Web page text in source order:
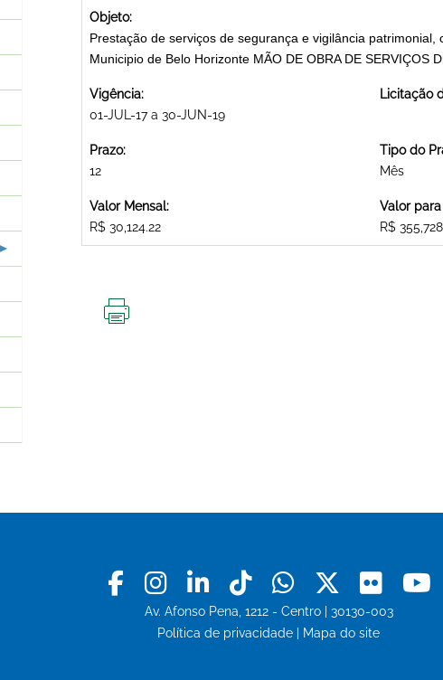
Objeto:
Prestação de serviços de segurança e vigilância
Municipio de Belo Horizonte MÃO DE OBRA DE SERVIÇOS
Vigência:
01-JUL-17 a 30-JUN-19
Licitação
Prazo:
12
Tipo do
Mês
Valor Mensal:
R$ 30,124.22
Valor
R$
Facebook
Instagram
LinkedinTiktokWhatsapp
X Flickr
Av. Afonso Pena, 1212 - Centro | 30130-003
Política de privacidade
Mapa do site